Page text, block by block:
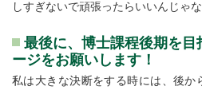
しすぎないで頑張ったらいいんじゃ
最後に、博士課程後期を目
ージをお願いします！
私は大きな決断をする時には、後か